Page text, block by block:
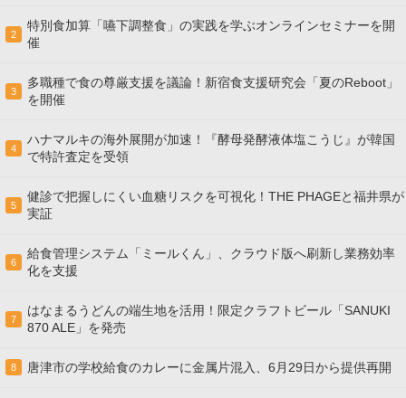
2
特別食加算「嚥下調整食」の実践を学ぶオンラインセミナーを開
催
3
多職種で食の尊厳支援を議論！新宿食支援研究会「夏のReboot」
を開催
4
ハナマルキの海外展開が加速！『酵母発酵液体塩こうじ』が韓国
で特許査定を受領
5
健診で把握しにくい血糖リスクを可視化！THE PHAGEと福井県が
実証
6
給食管理システム「ミールくん」、クラウド版へ刷新し業務効率
化を支援
7
はなまるうどんの端生地を活用！限定クラフトビール「SANUKI
870 ALE」を発売
8 唐津市の学校給食のカレーに金属片混入、6月29日から提供再開